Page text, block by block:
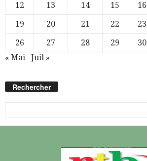
12
13 14 15 16
19
20 21 22 23
26
27 28 29
30
« Mai
Juil »
Rechercher